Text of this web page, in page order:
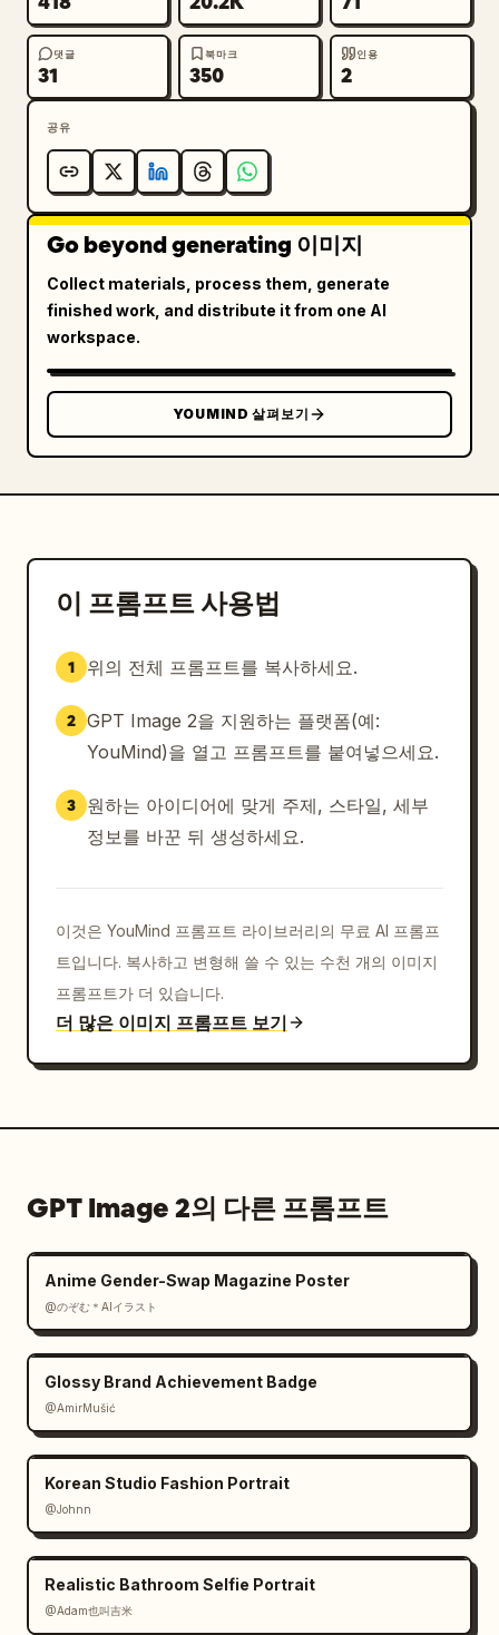
댓글
31
북마크
350
인용
2
공유
Go beyond generating 이미지
Collect materials, process them, generate
finished work, and distribute it from one AI
workspace.
YOUMIND 살펴보기
이 프롬프트 사용법
1 위의 전체 프롬프트를 복사하세요.
2 GPT Image 2을 지원하는 플랫폼(예:
YouMind)을 열고 프롬프트를 붙여넣으세요.
3
원하는 아이디어에 맞게 주제, 스타일, 세부
정보를 바꾼 뒤 생성하세요.
이것은 YouMind 프롬프트 라이브러리의 무료 AI 프롬프
트입니다. 복사하고 변형해 쓸 수 있는 수천 개의 이미지
프롬프트가 더 있습니다.
더 많은 이미지 프롬프트 보기
GPT Image 2의 다른 프롬프트
Anime Gender-Swap Magazine Poster
@のぞむ＊AIイラスト
Glossy Brand Achievement Badge
@AmirMušić
Korean Studio Fashion Portrait
@Johnn
Realistic Bathroom Selfie Portrait
@Adam也叫吉米